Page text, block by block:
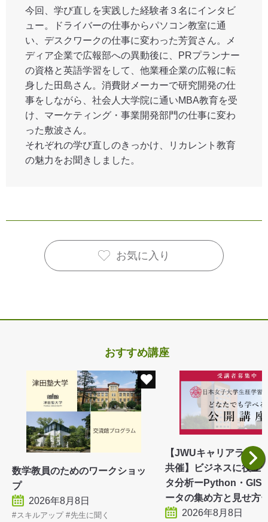
今回、学び直しを実践した経験者３名にインタビ
ュー。ドライバーの仕事からパソコン教室に通
い、デスクワークの仕事に変わった芳賀さん。メ
ディア企業で広報部への異動後に、PRプランナー
の資格と英語学習をして、他業種企業の広報に転
身した田島さん。消費財メーカーで研究開発の仕
事をしながら、社会人大学院に通いMBA教育を受
け、マーケティング・事業開発部門の仕事に変わ
った敷波さん。
それぞれの学び直しのきっかけ、リカレント教育
の魅力をお聞きしました。
お気に入り
おすすめ講座
数学教員のためのワークショッ
プ
2026年8月8日
スキルアップ
先生に聞く
【JWUキャリアライフ
共催】ビジネスに役立
タ分析ーPython・GIS
ータの集め方と見せ
2026年8月8日